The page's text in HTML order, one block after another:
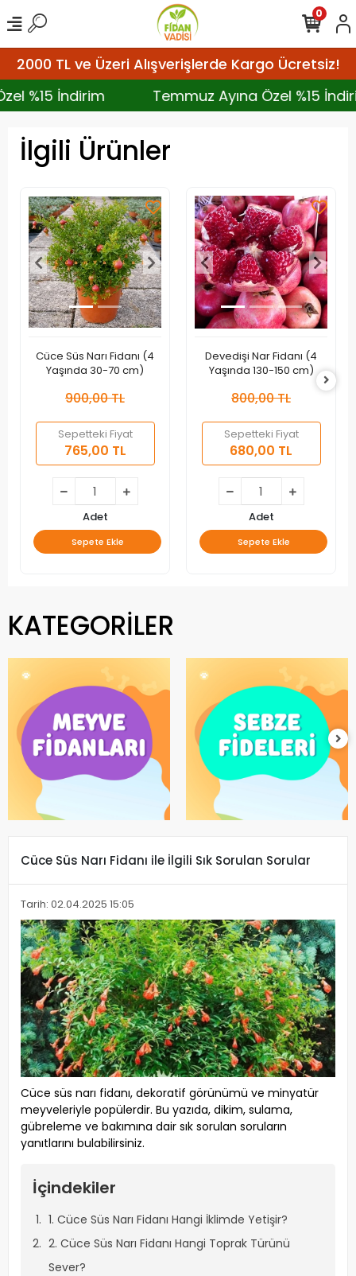
2000 TL ve Üzeri Alışverişlerde Kargo Ücretsiz!
%15 İndirim
Temmuz Ayına Özel %15
0
İlgili Ürünler
Cüce Süs Narı Fidanı (4
Yaşında 30-70 cm)
900,00 TL
Sepetteki Fiyat
765,00 TL
Adet
Sepete Ekle
Devedişi Nar Fidanı (4
Yaşında 130-150 cm)
800,00 TL
Sepetteki Fiyat
680,00 TL
Adet
Sepete Ekle
KATEGORİLER
Cüce Süs Narı Fidanı ile İlgili Sık Sorulan Sorular
Tarih: 02.04.2025 15:05
Cüce süs narı fidanı, dekoratif görünümü ve minyatür
meyveleriyle popülerdir. Bu yazıda, dikim, sulama,
gübreleme ve bakımına dair sık sorulan soruların
yanıtlarını bulabilirsiniz.
İçindekiler
1. Cüce Süs Narı Fidanı Hangi İklimde Yetişir?
2. Cüce Süs Narı Fidanı Hangi Toprak Türünü
Sever?